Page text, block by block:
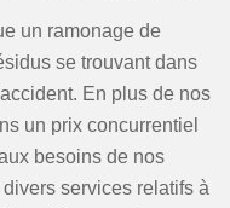
un ramonage de
se trouvant dans
En plus de nos
un prix concurrentiel
besoins de nos
services relatifs à